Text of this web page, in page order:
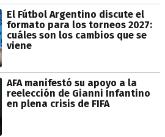
El Fútbol Argentino discute el
formato para los torneos 2027:
cuáles son los cambios que se
viene
AFA manifestó su apoyo a la
reelección de Gianni Infantino
en plena crisis de FIFA